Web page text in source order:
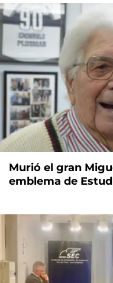
Murió el gran
emblema de